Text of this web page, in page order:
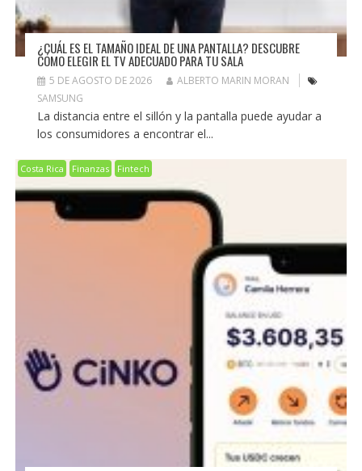
¿CUÁL ES EL TAMAÑO IDEAL DE UNA PANTALLA? DESCUBRE
CÓMO ELEGIR EL TV ADECUADO PARA TU SALA
5 DE AGOSTO DE 2026
ALBERTO MARIN MORAN
SAMSUNG
La distancia entre el sillón y la pantalla puede ayudar a
los consumidores a encontrar el...
Costa Rica Finanzas Fintech